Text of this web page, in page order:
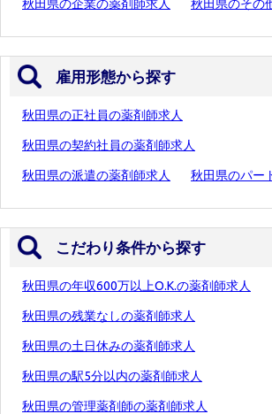
秋田県の企業の薬剤師求人 秋田県のその
雇用形態から探す
秋田県の正社員の薬剤師求人
秋田県の契約社員の薬剤師求人
秋田県の派遣の薬剤師求人 秋田県のパー
こだわり条件から探す
秋田県の年収600万以上O.K.の薬剤師求人
秋田県の残業なしの薬剤師求人
秋田県の土日休みの薬剤師求人
秋田県の駅5分以内の薬剤師求人
秋田県の管理薬剤師の薬剤師求人